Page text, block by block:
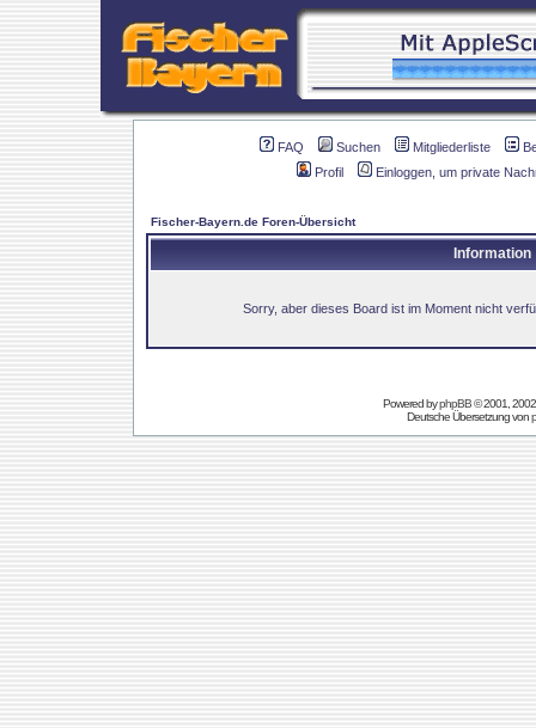
FAQ Suchen Mitgliederliste
Profil
Einloggen, um private
Fischer-Bayern.de Foren-Übersicht
Information
Sorry, aber dieses Board ist im Moment nicht
Powered byphpBB© 2001,
Deutsche Übersetzung von